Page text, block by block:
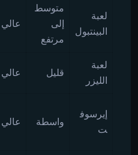
لعبة
البينتبول
متوسط
إلى
مرتفع
عالي
لعبة
الليزر
قليل عالي
إيرسوف
ت
واسطة عالي